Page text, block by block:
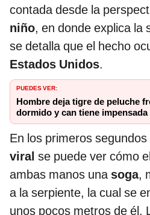
contada desde la
niño, en donde explica la
se detalla que el hecho
Estados Unidos.
PUEDES VER:
Hombre deja tigre de peluche
dormido y can tiene
En los primeros
viral se puede ver cómo
ambas manos una soga,
a la serpiente, la cual se
unos pocos metros de él.